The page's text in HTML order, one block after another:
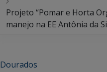
Projeto “Pomar e Horta
manejo na EE Antônia da
Dourados